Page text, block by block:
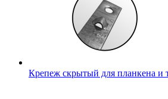
Крепеж скрытый для планкена и